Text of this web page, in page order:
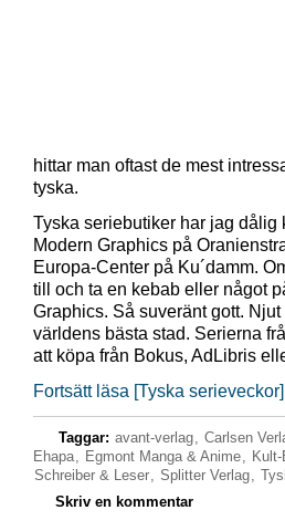
hittar man oftast de mest
tyska.
Tyska seriebutiker har jag
Modern Graphics på
Europa-Center på Ku´damm.
till och ta en kebab eller något
Graphics. Så suveränt gott.
världens bästa stad. Serierna
att köpa från Bokus, AdLibris
Fortsätt läsa [Tyska
Taggar: avant-verlag, Carlsen
Ehapa, Egmont Manga & Anime,
Schreiber & Leser, Splitter Verlag,
Skriv en kommentar